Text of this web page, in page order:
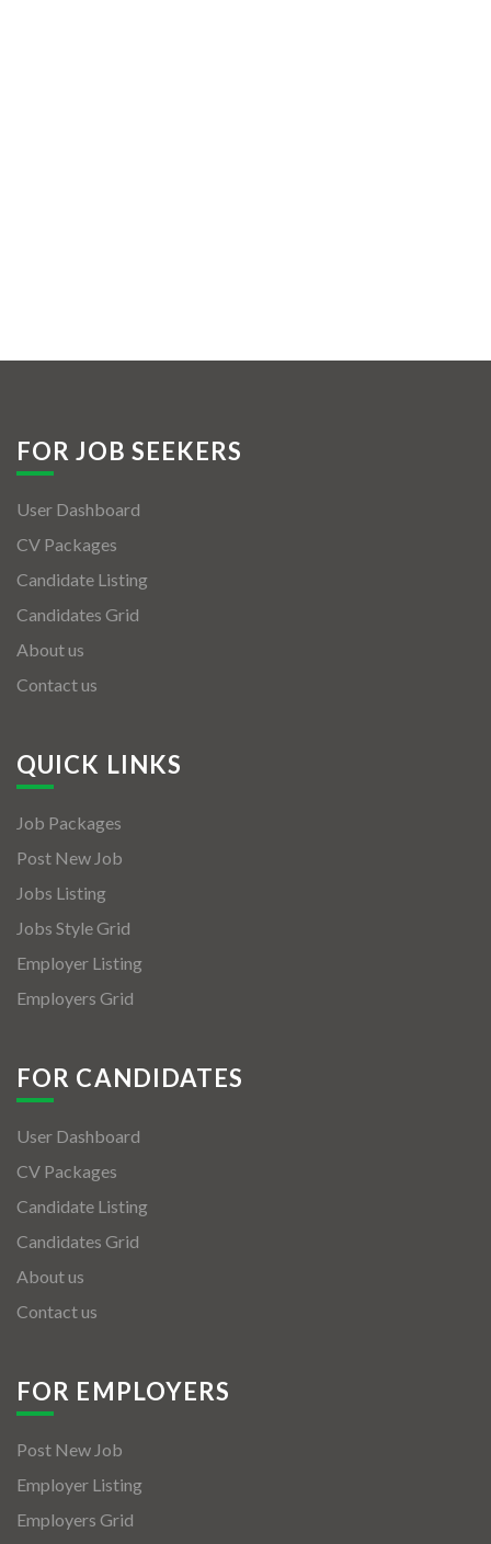
FOR JOB SEEKERS
User Dashboard
CV Packages
Candidate Listing
Candidates Grid
About us
Contact us
QUICK LINKS
Job Packages
Post New Job
Jobs Listing
Jobs Style Grid
Employer Listing
Employers Grid
FOR CANDIDATES
User Dashboard
CV Packages
Candidate Listing
Candidates Grid
About us
Contact us
FOR EMPLOYERS
Post New Job
Employer Listing
Employers Grid